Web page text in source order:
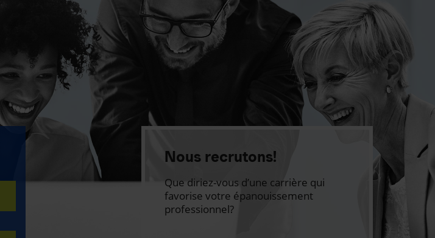
Nous recrutons!
Que diriez-vous d’une carrière qui
favorise votre épanouissement
professionnel?